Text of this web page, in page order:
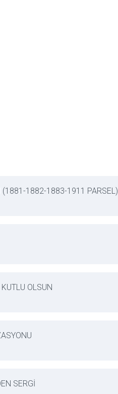
(1881-1882-1883-1911 PARSEL)
OLSUN
SERGİ